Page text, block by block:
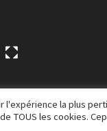
Bam.
l'expérience la plus
TOUS les cookies.